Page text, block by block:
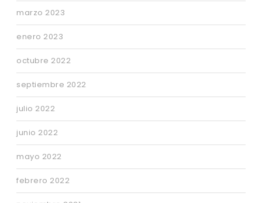
marzo 2023
enero 2023
octubre 2022
septiembre 2022
julio 2022
junio 2022
mayo 2022
febrero 2022